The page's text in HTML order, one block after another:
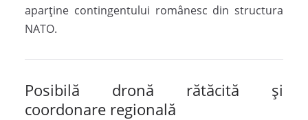
aparține contingentului românesc din structura
NATO.
Posibilă dronă rătăcită și
coordonare regională